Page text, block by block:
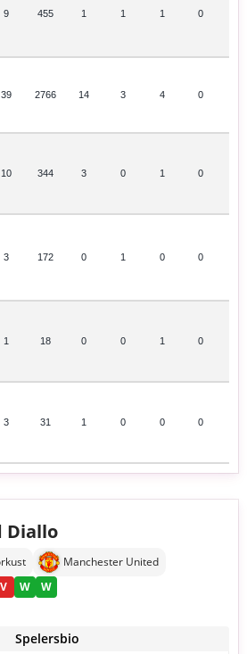
9 455 1 1 1 0
39 2766 14 3 4 0
10 344 3 0 1 0
3 172 0 1 0 0
1 18 0 0 1 0
3 31 1 0 0 0